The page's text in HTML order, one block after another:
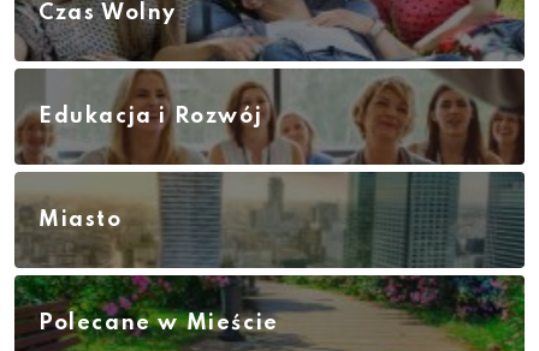
Czas Wolny
Edukacja i Rozwój
Miasto
Polecane w Mieście